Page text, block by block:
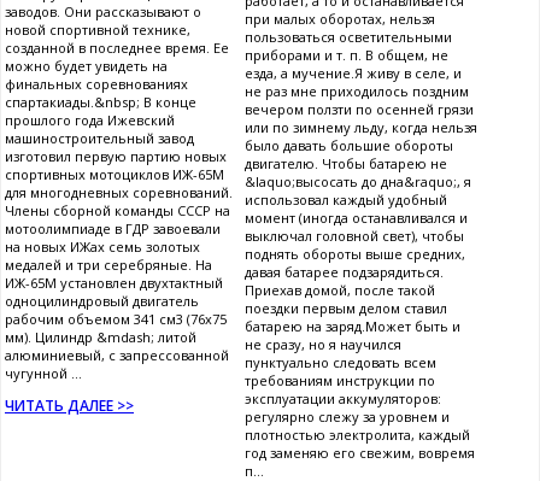
заводов. Они рассказывают о
новой спортивной технике,
созданной в последнее время. Ее
можно будет увидеть на
финальных соревнованиях
спартакиады.&nbsp; В конце
прошлого года Ижевский
машиностроительный завод
изготовил первую партию новых
спортивных мотоциклов ИЖ-65М
для многодневных соревнований.
Члены сборной команды СССР на
мотоолимпиаде в ГДР завоевали
на новых ИЖах семь золотых
медалей и три серебряные. На
ИЖ-65М установлен двухтактный
одноцилиндровый двигатель
рабочим объемом 341 см3 (76x75
мм). Цилиндр &mdash; литой
алюминиевый, с запрессованной
чугунной ...
ЧИТАТЬ ДАЛЕЕ >>
при малых оборотах, нельзя
пользоваться осветительными
приборами и т. п. В общем, не
езда, а мучение.Я живу в селе, и
не раз мне приходилось поздним
вечером ползти по осенней грязи
или по зимнему льду, когда нельзя
было давать большие обороты
двигателю. Чтобы батарею не
&laquo;высосать до дна&raquo;, я
использовал каждый удобный
момент (иногда останавливался и
выключал головной свет), чтобы
поднять обороты выше средних,
давая батарее подзарядиться.
Приехав домой, после такой
поездки первым делом ставил
батарею на заряд.Может быть и
не сразу, но я научился
пунктуально следовать всем
требованиям инструкции по
эксплуатации аккумуляторов:
регулярно слежу за уровнем и
плотностью электролита, каждый
год заменяю его свежим, вовремя
п...